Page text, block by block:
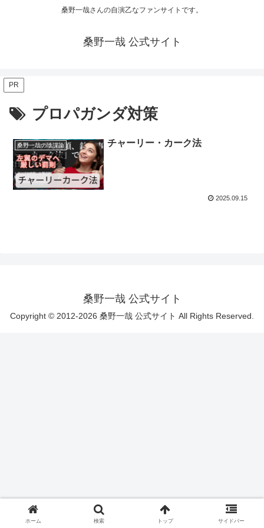
桑野一哉さんの自演乙なファンサイトです。
桑野一哉 公式サイト
PR
プロパガンダ対策
桑野一哉の陰謀論 チャーリー・カーク法
2025.09.15
桑野一哉 公式サイト
Copyright © 2012-2026 桑野一哉 公式サイト All Rights Reserved.
ホーム 検索 トップ サイドバー